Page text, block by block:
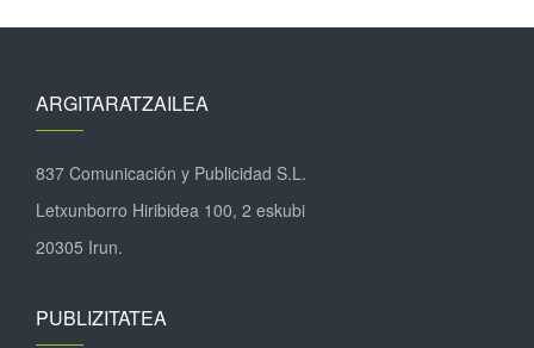
ARGITARATZAILEA
837 Comunicación y Publicidad S.L.
Letxunborro Hiribidea 100, 2 eskubi
20305 Irun.
PUBLIZITATEA